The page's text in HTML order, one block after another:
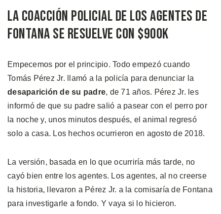
La Coacción Policial de los Agentes de
Fontana se Resuelve con $900K
Empecemos por el principio. Todo empezó cuando
Tomás Pérez Jr. llamó a la policía para denunciar la
desaparición de su padre, de 71 años. Pérez Jr. les
informó de que su padre salió a pasear con el perro por
la noche y, unos minutos después, el animal regresó
solo a casa. Los hechos ocurrieron en agosto de 2018.
La versión, basada en lo que ocurriría más tarde, no
cayó bien entre los agentes. Los agentes, al no creerse
la historia, llevaron a Pérez Jr. a la comisaría de Fontana
para investigarle a fondo. Y vaya si lo hicieron.